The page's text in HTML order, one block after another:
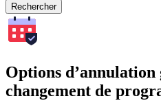
Rechercher
Options d’annulation
changement de